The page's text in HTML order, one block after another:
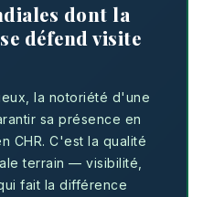
dont la
défend visite
la notoriété d'une
sa présence en
CHR. C'est la qualité
terrain — visibilité,
fait la différence